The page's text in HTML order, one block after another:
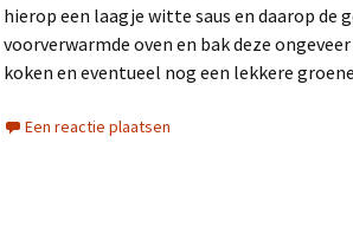
hierop een laagje witte saus en daarop de
voorverwarmde oven en bak deze
koken en eventueel nog een lekkere
Een reactie plaatsen